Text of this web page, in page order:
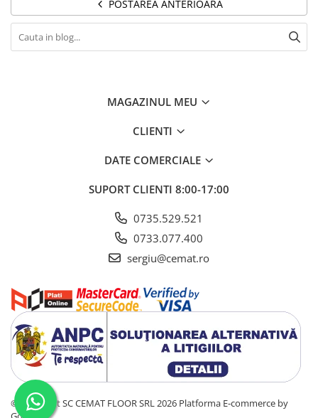
POSTAREA ANTERIOARA
MAGAZINUL MEU
CLIENTI
DATE COMERCIALE
SUPORT CLIENTI 8:00-17:00
0735.529.521
0733.077.400
sergiu@cemat.ro
©Copyright SC CEMAT FLOOR SRL 2026 Platforma E-commerce by